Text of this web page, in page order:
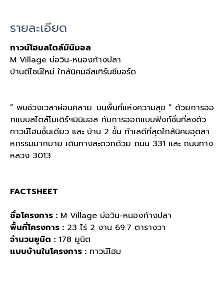
รายละเอียด
ทาวน์โฮมสไตล์มินิมอล
M Village บ่อวิน-หนองก้างปลา
บ้านดีไซน์ใหม่ ใกล้นิคมอีสเทิร์นซีบอร์ด
” พบช่วงเวลาผ่อนคลาย…บนพื้นที่แห่งความสุข ” ด้วยการออ
กแบบสไตล์โมเดิร์ฯมินิมอล กับการออกแบบฟังก์ชั่นที่ลงตัว
ทาวน์โฮมชั้นเดียว และ บ้าน 2 ชั้น ทำเลดีที่สุดใกล้นิคมอุตสา
หกรรมมากมาย เดินทางสะดวกด้วย ถนน 331 และ ถนนทาง
หลวง 3013
FACTSHEET
ชื่อโครงการ : M Village บ่อวิน-หนองก้างปลา
พื้นที่โครงการ : 23 ไร่ 2 งาน 69.7 ตารางวา
จํานวนยูนิต : 178 ยูนิต
แบบบ้านในโครงการ : ทาวน์โฮม